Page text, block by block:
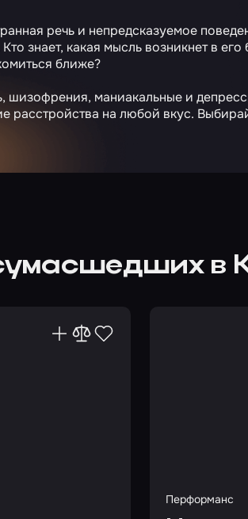
речь и непредсказуемое
Кто знает, какая мысль возникнет в
ближе?
шизофрения, маниакальные и
расстройства на любой вкус.
в
Перформанс